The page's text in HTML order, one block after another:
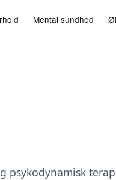
Mental sundhed
psykodynamisk